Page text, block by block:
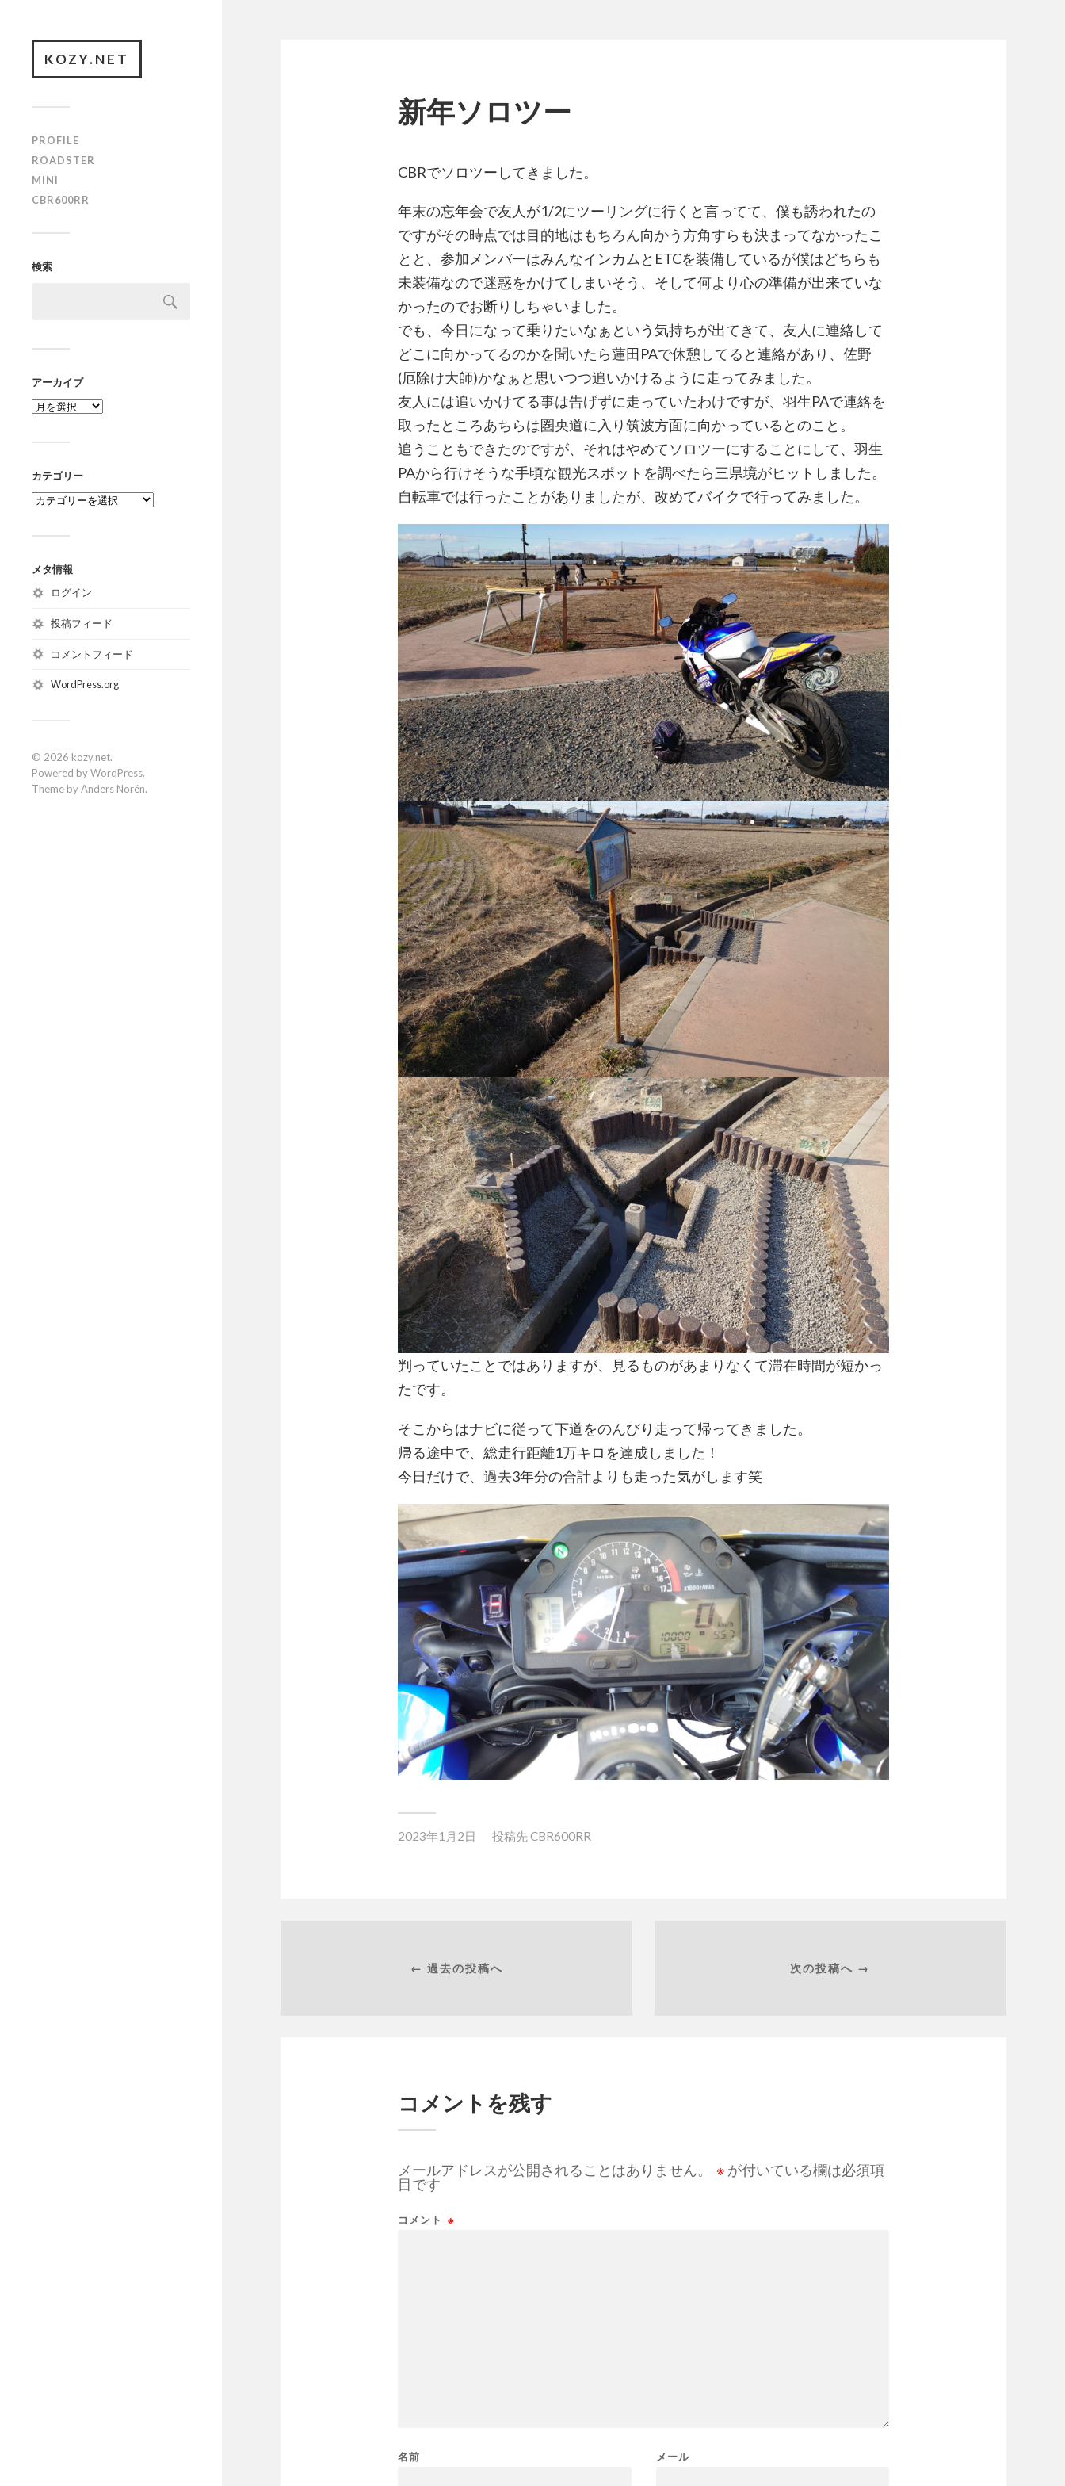
KOZY.NET
PROFILE
ROADSTER
MINI
CBR600RR
検索
アーカイブ
カテゴリー
メタ情報
ログイン
投稿フィード
コメントフィード
WordPress.org
© 2026 kozy.net.
Powered byWordPress.
Theme byAnders Norén.
新年ソロツー
CBRでソロツーしてきました。
年末の忘年会で友人が1/2にツーリングに行くと言ってて、僕も誘われたの
ですがその時点では目的地はもちろん向かう方角すらも決まってなかったこ
とと、参加メンバーはみんなインカムとETCを装備しているが僕はどちらも
未装備なので迷惑をかけてしまいそう、そして何より心の準備が出来ていな
かったのでお断りしちゃいました。
でも、今日になって乗りたいなぁという気持ちが出てきて、友人に連絡して
どこに向かってるのかを聞いたら蓮田PAで休憩してると連絡があり、佐野
(厄除け大師)かなぁと思いつつ追いかけるように走ってみました。
友人には追いかけてる事は告げずに走っていたわけですが、羽生PAで連絡を
取ったところあちらは圏央道に入り筑波方面に向かっているとのこと。
追うこともできたのですが、それはやめてソロツーにすることにして、羽生
PAから行けそうな手頃な観光スポットを調べたら三県境がヒットしました。
自転車では行ったことがありましたが、改めてバイクで行ってみました。
判っていたことではありますが、見るものがあまりなくて滞在時間が短かっ
たです。
そこからはナビに従って下道をのんびり走って帰ってきました。
帰る途中で、総走行距離1万キロを達成しました！
今日だけで、過去3年分の合計よりも走った気がします笑
2023年1月2日 投稿先 CBR600RR
← 過去の投稿へ 次の投稿へ →
コメントを残す
メールアドレスが公開されることはありません。 ※ が付いている欄は必須項
目です
コメント ※
名前 メール